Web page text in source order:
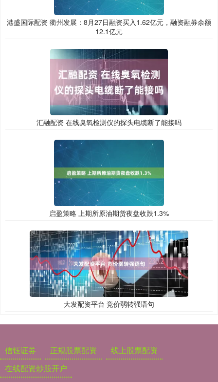
港盛国际配资 衢州发展：8月27日融资买入1.62亿元，融资融券余额
12.1亿元
汇融配资 在线臭氧检测仪的探头电缆断了能接吗
启盈策略 上期所原油期货夜盘收跌1.3%
大发配资平台 竞价弱转强语句
信钰证券 正规股票配资
线上股票配资
在线配资炒股开户